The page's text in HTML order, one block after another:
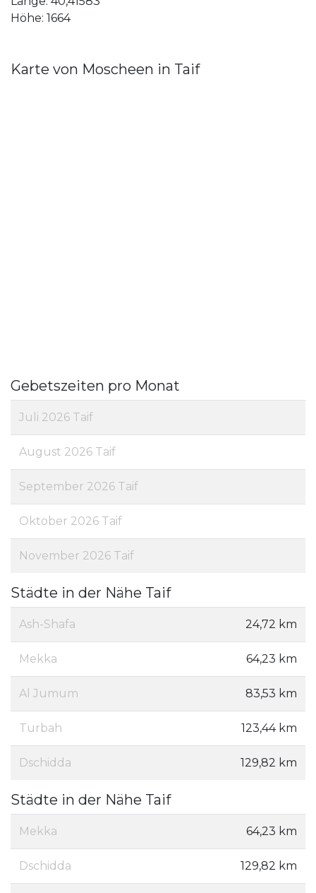
Höhe: 1664
Karte von Moscheen in Taif
Gebetszeiten pro Monat
Juli 2026 Taif
August 2026 Taif
September 2026 Taif
Oktober 2026 Taif
November 2026 Taif
Städte in der Nähe Taif
Ash-Shafa 24,72 km
Mekka 64,23 km
Al Jumum 83,53 km
Turbah 123,44 km
Dschidda 129,82 km
Städte in der Nähe Taif
Mekka 64,23 km
Dschidda 129,82 km